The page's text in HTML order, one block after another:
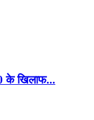
के खिलाफ...